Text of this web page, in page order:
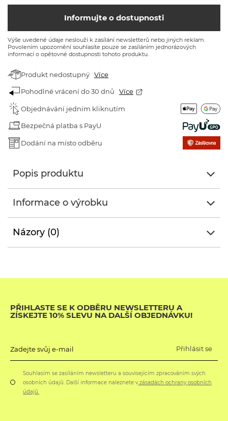
Informujte o dostupnosti
Výše uvedené údaje neslouží k zasílání newsletterů nebo jiných reklam.
Povolením upozornění souhlasíte pouze se zasíláním jednorázových
informací o opětovné dostupnosti tohoto produktu.
Produkt nedostupný Více
Pohodlné vrácení do 30 dnů Více
Objednávání jedním kliknutím
Bezpečná platba s PayU
Dodání na místo odběru
Popis produktu
Informace o výrobku
Názory (0)
PŘIHLASTE SE K ODBĚRU NEWSLETTERU A
ZÍSKEJTE 10% SLEVU NA DALŠÍ OBJEDNÁVKU!
Zadejte svůj e-mail Přihlásit se
Souhlasím se zasíláním newsletteru a souvisejícím zpracováním svých
osobních údajů. Další informace naleznete vzásadách ochrany osobních
údajů.